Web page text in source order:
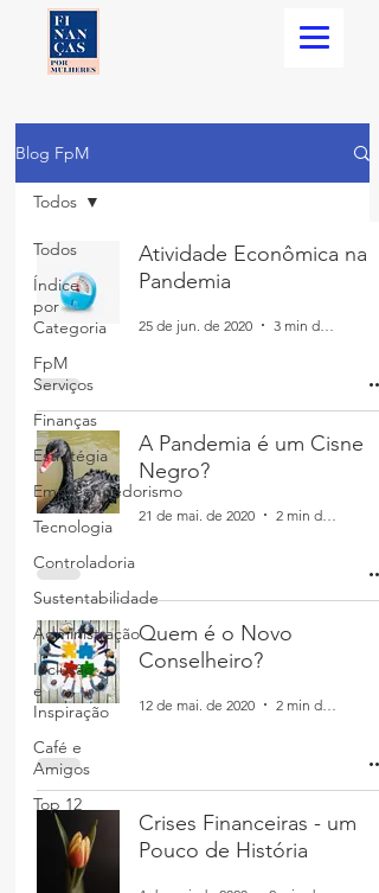
Blog FpM
Todos
Índice
por
Categoria
FpM
Serviços
Finanças
Estratégia
Empreendedorismo
Tecnologia
Controladoria
Sustentabilidade
Administração
Inclusão
e
Inspiração
Café e
Amigos
Top 12
Todos
Atividade Econômica na
Pandemia
25 de jun. de 2020
A Pandemia é um Cisne
Negro?
21 de mai. de 2020
Quem é o Novo
Conselheiro?
12 de mai. de 2020
Crises Financeiras - um
Pouco de História